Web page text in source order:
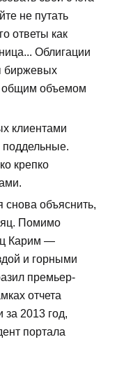
не путать
ответы как
Облигации
биржевых
общим объемом
клиентами
поддельные.
крепко
снова объяснить,
Помимо
Карим —
и горными
премьер-
отчета
за 2013 год,
портала